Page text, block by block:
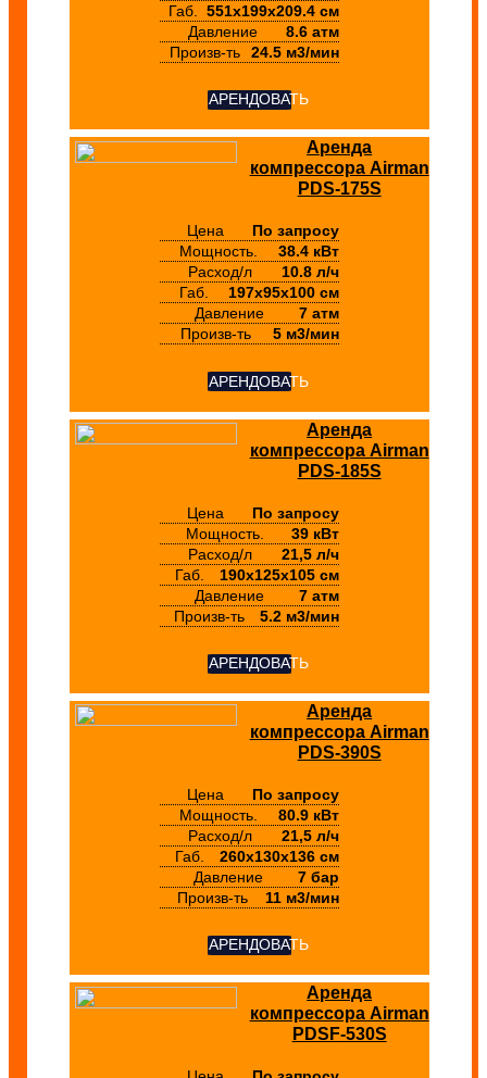
Габ.
551х199х209.4 см
Давление
8.6 атм
Произв-ть
24.5 м3/мин
АРЕНДОВАТЬ
Аренда
компрессора Airman
PDS-175S
Цена
По запросу
Мощность.
38.4 кВт
Расход/л
10.8 л/ч
Габ.
197х95х100 см
Давление
7 атм
Произв-ть
5 м3/мин
АРЕНДОВАТЬ
Аренда
компрессора Airman
PDS-185S
Цена
По запросу
Мощность.
39 кВт
Расход/л
21,5 л/ч
Габ.
190х125х105 см
Давление
7 атм
Произв-ть
5.2 м3/мин
АРЕНДОВАТЬ
Аренда
компрессора Airman
PDS-390S
Цена
По запросу
Мощность.
80.9 кВт
Расход/л
21,5 л/ч
Габ.
260х130х136 см
Давление
7 бар
Произв-ть
11 м3/мин
АРЕНДОВАТЬ
Аренда
компрессора Airman
PDSF-530S